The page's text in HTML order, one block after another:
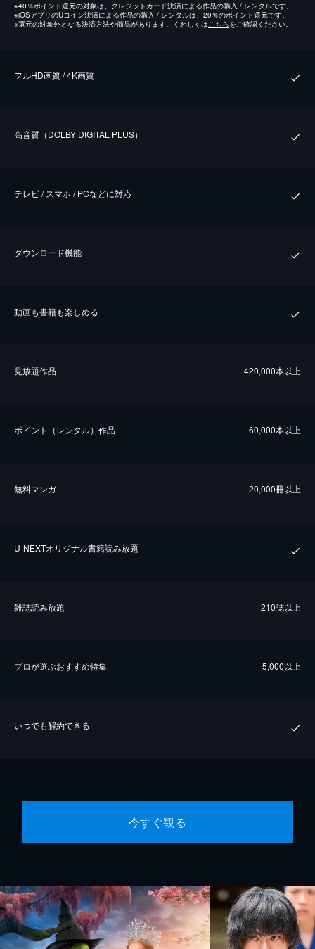
※40％ポイント還元の対象は、クレジットカード決済による作品の購入 / レンタルです。
※iOSアプリのUコイン決済による作品の購入 / レンタルは、20％のポイント還元です。
※還元の対象外となる決済方法や商品があります。くわしくはこちらをご確認ください。
フルHD画質 / 4K画質
⾼⾳質（DOLBY DIGITAL PLUS）
テレビ / スマホ / PCなどに対応
ダウンロード機能
動画も書籍も楽しめる
⾒放題作品 420,000本以上
ポイント（レンタル）作品 60,000本以上
無料マンガ 20,000冊以上
U-NEXTオリジナル書籍読み放題
雑誌読み放題 210誌以上
プロが選ぶおすすめ特集 5,000以上
いつでも解約できる
今すぐ観る